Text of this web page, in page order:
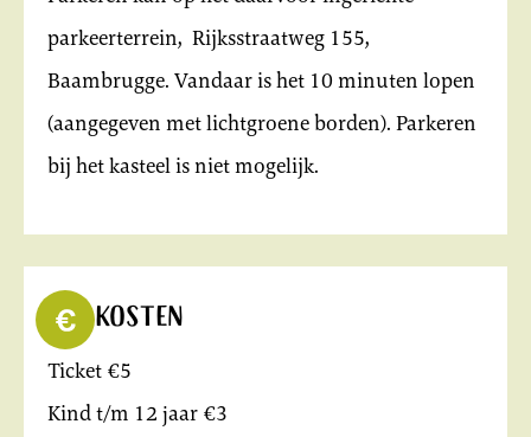
parkeerterrein, Rijksstraatweg 155,
Baambrugge. Vandaar is het 10 minuten lopen
(aangegeven met lichtgroene borden). Parkeren
bij het kasteel is niet mogelijk.
Kosten
Ticket €5
Kind t/m 12 jaar €3